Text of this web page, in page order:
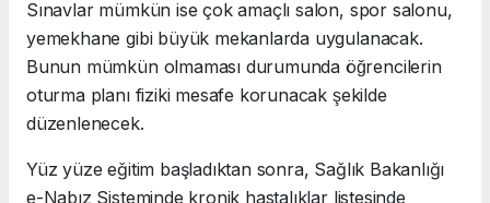
Sınavlar mümkün ise çok amaçlı salon, spor salonu,
yemekhane gibi büyük mekanlarda uygulanacak.
Bunun mümkün olmaması durumunda öğrencilerin
oturma planı fiziki mesafe korunacak şekilde
düzenlenecek.
Yüz yüze eğitim başladıktan sonra, Sağlık Bakanlığı
e-Nabız Sisteminde kronik hastalıklar listesinde